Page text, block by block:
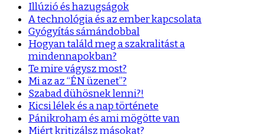
Illúzió és hazugságok
A technológia és az ember kapcsolata
Gyógyítás sámándobbal
Hogyan találd meg a szakralitást a
mindennapokban?
Te mire vágysz most?
Mi az az “ÉN üzenet”?
Szabad dühösnek lenni?!
Kicsi lélek és a nap története
Pánikroham és ami mögötte van
Miért kritizálsz másokat?